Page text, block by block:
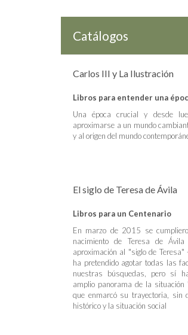
Catálogos
Carlos III y La Ilustración
Libros para entender una
Una época crucial y desde
aproximarse a un mundo
y al origen del mundo
El siglo de Teresa de Ávila
Libros para un Centenario
En marzo de 2015 se
nacimiento de Teresa de
aproximación al "siglo de
ha pretendido agotar todas las
nuestras búsquedas, pero sí
amplio panorama de la situación
que enmarcó su trayectoria, sin
histórico y la situación social